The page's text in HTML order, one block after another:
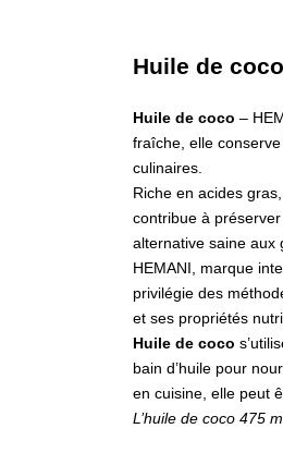
Huile de
Huile de coco –
fraîche, elle
culinaires.
Riche en acides
contribue à
alternative saine aux
HEMANI, marque
privilégie des
et ses propriétés
Huile de coco
bain d’huile pour
en cuisine, elle peut
L’huile de coco 475